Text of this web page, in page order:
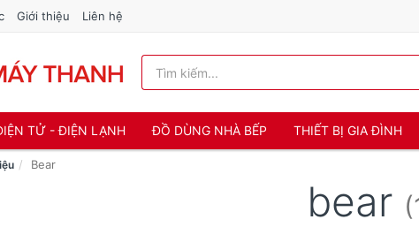
Giới thiệu Liên hệ
TỬ - ĐIỆN LẠNH ĐỒ DÙNG NHÀ BẾP THIẾT BỊ GIA ĐÌNH
Bear
bear